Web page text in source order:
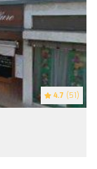
4.7 (51)